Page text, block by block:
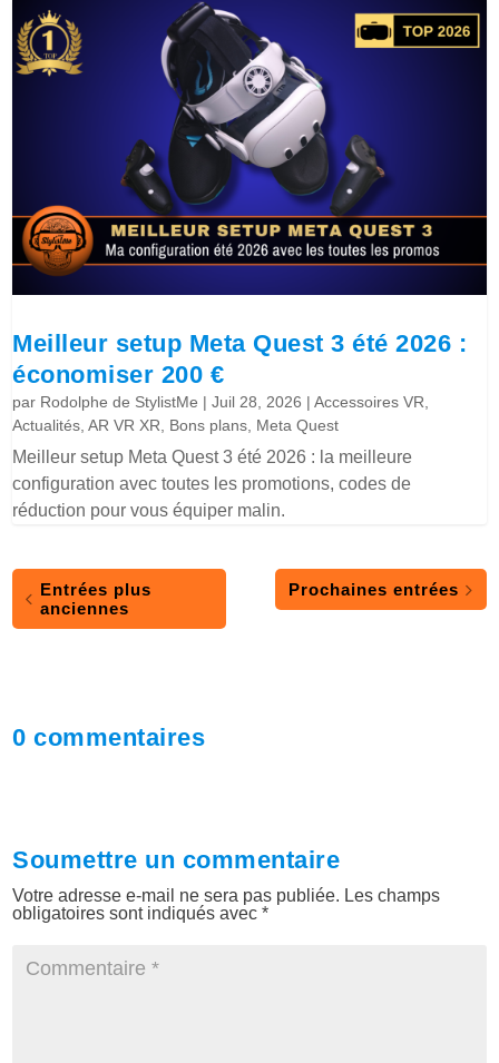
Meilleur setup Meta Quest 3 été 2026 :
économiser 200 €
par Rodolphe de StylistMe |Juil 28, 2026 |Accessoires VR,
Actualités,AR VR XR, Bons plans, Meta Quest
Meilleur setup Meta Quest 3 été 2026 : la meilleure
configuration avec toutes les promotions, codes de
réduction pour vous équiper malin.
Entrées plus
anciennes
Prochaines entrées
0 commentaires
Soumettre un commentaire
Votre adresse e-mail ne sera pas publiée. Les champs
obligatoires sont indiqués avec*